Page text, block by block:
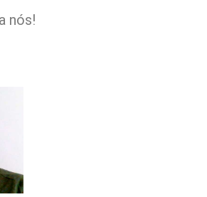
nós!